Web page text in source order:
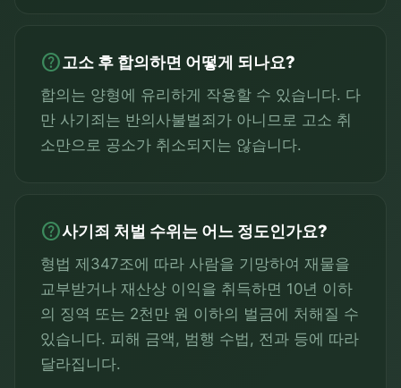
help고소 후 합의하면 어떻게 되나요?
합의는 양형에 유리하게 작용할 수 있습니다. 다
만 사기죄는 반의사불벌죄가 아니므로 고소 취
소만으로 공소가 취소되지는 않습니다.
help사기죄 처벌 수위는 어느 정도인가요?
형법 제347조에 따라 사람을 기망하여 재물을
교부받거나 재산상 이익을 취득하면 10년 이하
의 징역 또는 2천만 원 이하의 벌금에 처해질 수
있습니다. 피해 금액, 범행 수법, 전과 등에 따라
달라집니다.